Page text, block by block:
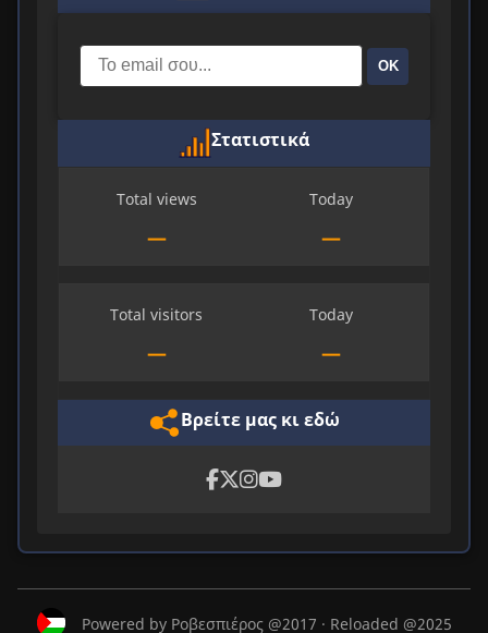
ΟΚ
Στατιστικά
Total views
—
Today
—
Total visitors
—
Today
—
Βρείτε μας κι εδώ
Powered by Ροβεσπιέρος @2017 · Reloaded @2025